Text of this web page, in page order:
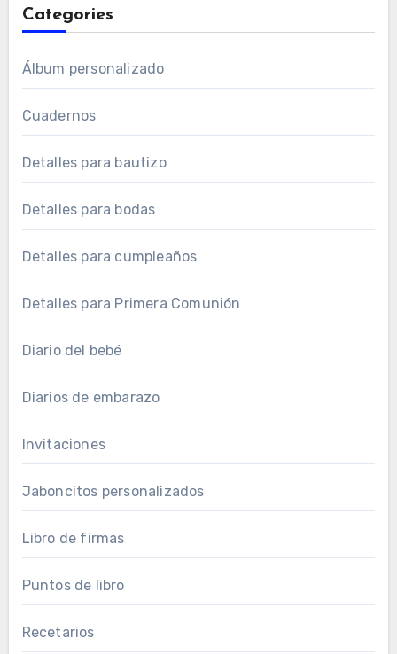
Categories
Álbum personalizado
Cuadernos
Detalles para bautizo
Detalles para bodas
Detalles para cumpleaños
Detalles para Primera Comunión
Diario del bebé
Diarios de embarazo
Invitaciones
Jaboncitos personalizados
Libro de firmas
Puntos de libro
Recetarios